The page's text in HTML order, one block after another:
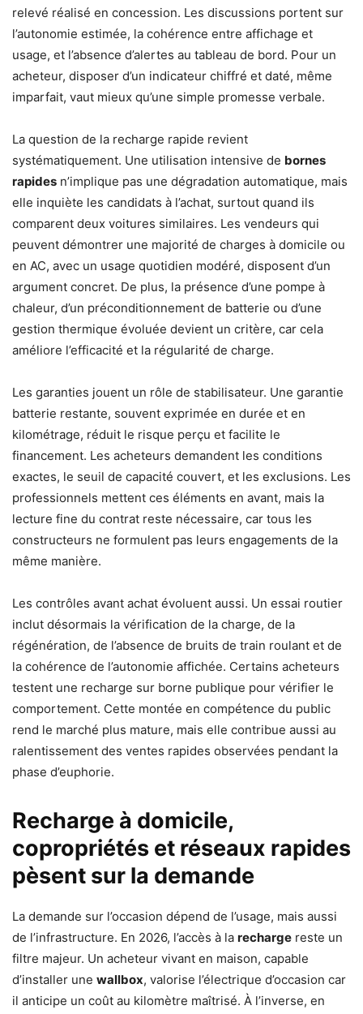
relevé réalisé en concession. Les discussions portent sur
l’autonomie estimée, la cohérence entre affichage et
usage, et l’absence d’alertes au tableau de bord. Pour un
acheteur, disposer d’un indicateur chiffré et daté, même
imparfait, vaut mieux qu’une simple promesse verbale.
La question de la recharge rapide revient
systématiquement. Une utilisation intensive de bornes
rapides n’implique pas une dégradation automatique, mais
elle inquiète les candidats à l’achat, surtout quand ils
comparent deux voitures similaires. Les vendeurs qui
peuvent démontrer une majorité de charges à domicile ou
en AC, avec un usage quotidien modéré, disposent d’un
argument concret. De plus, la présence d’une pompe à
chaleur, d’un préconditionnement de batterie ou d’une
gestion thermique évoluée devient un critère, car cela
améliore l’efficacité et la régularité de charge.
Les garanties jouent un rôle de stabilisateur. Une garantie
batterie restante, souvent exprimée en durée et en
kilométrage, réduit le risque perçu et facilite le
financement. Les acheteurs demandent les conditions
exactes, le seuil de capacité couvert, et les exclusions. Les
professionnels mettent ces éléments en avant, mais la
lecture fine du contrat reste nécessaire, car tous les
constructeurs ne formulent pas leurs engagements de la
même manière.
Les contrôles avant achat évoluent aussi. Un essai routier
inclut désormais la vérification de la charge, de la
régénération, de l’absence de bruits de train roulant et de
la cohérence de l’autonomie affichée. Certains acheteurs
testent une recharge sur borne publique pour vérifier le
comportement. Cette montée en compétence du public
rend le marché plus mature, mais elle contribue aussi au
ralentissement des ventes rapides observées pendant la
phase d’euphorie.
Recharge à domicile,
copropriétés et réseaux rapides
pèsent sur la demande
La demande sur l’occasion dépend de l’usage, mais aussi
de l’infrastructure. En 2026, l’accès à la recharge reste un
filtre majeur. Un acheteur vivant en maison, capable
d’installer une wallbox, valorise l’électrique d’occasion car
il anticipe un coût au kilomètre maîtrisé. À l’inverse, en